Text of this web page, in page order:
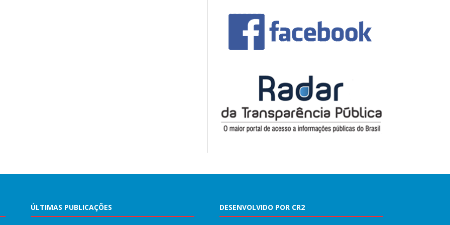
ÚLTIMAS PUBLICAÇÕES DESENVOLVIDO POR CR2